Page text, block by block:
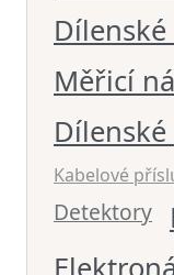
Měřicí
Kabelové
Detektory